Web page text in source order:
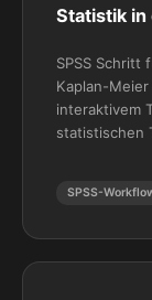
Statistik
SPSS
Kaplan-
interaktivem
statistischen
SPSS-